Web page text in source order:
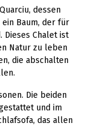
dessen
Baum, der für
Dieses Chalet ist
Natur zu leben
die abschalten
Die beiden
und im
das allen